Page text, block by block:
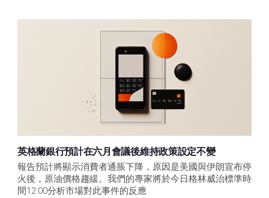
英格蘭銀行預計在六月會議後維持政策設定不變
報告預計將顯示消費者通脹下降，原因是美國與伊朗宣布停
火後，原油價格趨緩。我們的專家將於今日格林威治標準時
間12:00分析市場對此事件的反應